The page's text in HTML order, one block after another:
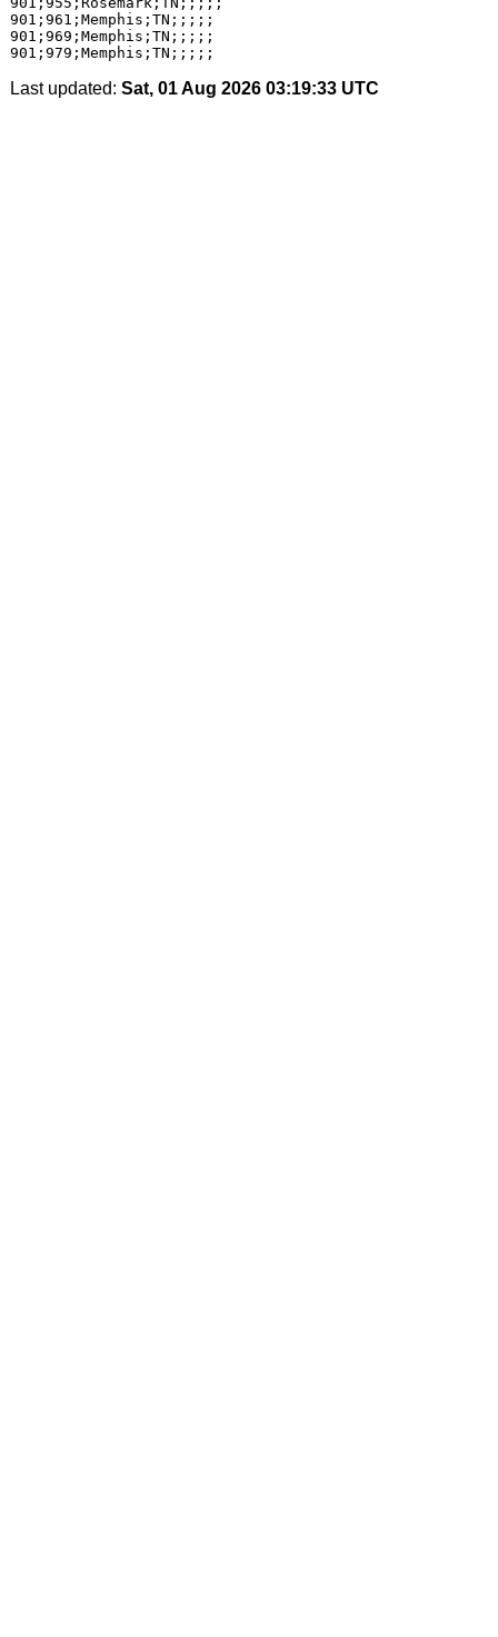
Last updated: Sat, 01 Aug 2026 03:19:33 UTC